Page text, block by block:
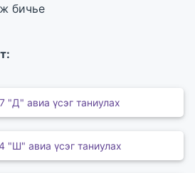
бичье
"Д" авиа үсэг таниулах
"Ш" авиа үсэг таниулах